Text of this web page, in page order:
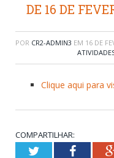
DE 16 DE
POR CR2-ADMIN3 EM 16 DE
Clique aqui para
COMPARTILHAR:
Twitter